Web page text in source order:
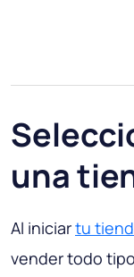
una
Al iniciartu
vender todo